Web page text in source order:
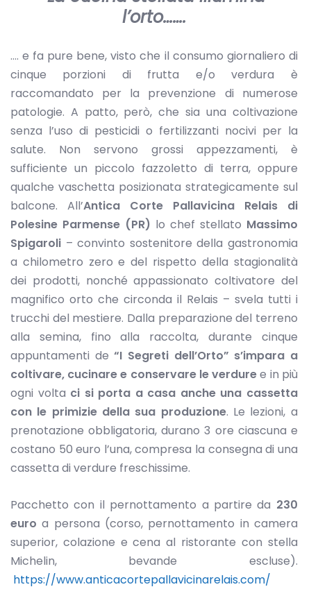
l’orto…….
…. e fa pure bene, visto che il consumo giornaliero di
cinque porzioni di frutta e/o verdura è
raccomandato per la prevenzione di numerose
patologie. A patto, però, che sia una coltivazione
senza l’uso di pesticidi o fertilizzanti nocivi per la
salute. Non servono grossi appezzamenti, è
sufficiente un piccolo fazzoletto di terra, oppure
qualche vaschetta posizionata strategicamente sul
balcone. All’Antica Corte Pallavicina Relais di
Polesine Parmense (PR) lo chef stellato Massimo
Spigaroli – convinto sostenitore della gastronomia
a chilometro zero e del rispetto della stagionalità
dei prodotti, nonché appassionato coltivatore del
magnifico orto che circonda il Relais – svela tutti i
trucchi del mestiere. Dalla preparazione del terreno
alla semina, fino alla raccolta, durante cinque
appuntamenti de“I Segreti dell’Orto” s’impara a
coltivare, cucinare e conservare le verduree in più
ogni volta ci si porta a casa anche una cassetta
con le primizie della sua produzione. Le lezioni, a
prenotazione obbligatoria, durano 3 ore ciascuna e
costano 50 euro l’una, compresa la consegna di una
cassetta di verdure freschissime.
Pacchetto con il pernottamento a partire da 230
euro a persona (corso, pernottamento in camera
superior, colazione e cena al ristorante con stella
Michelin, bevande escluse).
https://www.anticacortepallavicinarelais.com/